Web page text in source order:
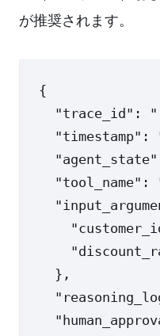
が推奨されます。
{
"trace_id":
"timestamp":
"tool_name":
  },